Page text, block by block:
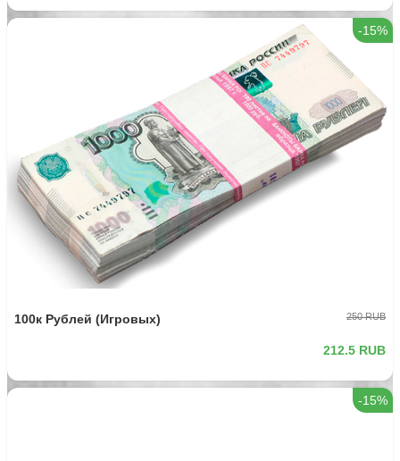
-15%
100к Рублей (Игровых) 250 RUB
212.5 RUB
-15%